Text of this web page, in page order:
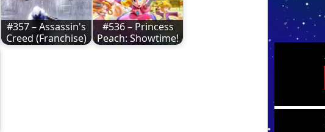
#357 – Assassin's
Creed (Franchise)
#536 – Princess
Peach: Showtime!